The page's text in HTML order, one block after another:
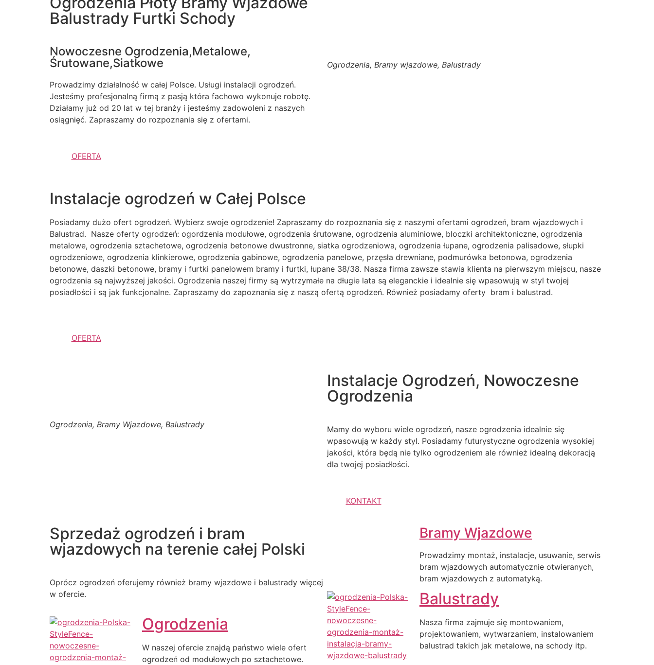
Balustrady Furtki Schody
Nowoczesne Ogrodzenia,Metalowe,
Śrutowane,Siatkowe
Prowadzimy działalność w całej Polsce. Usługi instalacji ogrodzeń.
Jesteśmy profesjonalną firmą z pasją która fachowo wykonuje robotę.
Działamy już od 20 lat w tej branży i jesteśmy zadowoleni z naszych
osiągnięć. Zapraszamy do rozpoznania się z ofertami.
OFERTA
Ogrodzenia, Bramy wjazdowe, Balustrady
Instalacje ogrodzeń w Całej Polsce
Posiadamy dużo ofert ogrodzeń. Wybierz swoje ogrodzenie! Zapraszamy do rozpoznania się z naszymi ofertami ogrodzeń, bram wjazdowych i
Balustrad. Nasze oferty ogrodzeń: ogordzenia modułowe, ogrodzenia śrutowane, ogrodzenia aluminiowe, bloczki architektoniczne, ogrodzenia
metalowe, ogrodzenia sztachetowe, ogrodzenia betonowe dwustronne, siatka ogrodzeniowa, ogrodzenia łupane, ogrodzenia palisadowe, słupki
ogrodzeniowe, ogrodzenia klinkierowe, ogrodzenia gabinowe, ogrodzenia panelowe, przęsła drewniane, podmurówka betonowa, ogrodzenia
betonowe, daszki betonowe, bramy i furtki panelowem bramy i furtki, łupane 38/38. Nasza firma zawsze stawia klienta na pierwszym miejscu, nasze
ogrodzenia są najwyższej jakości. Ogrodzenia naszej firmy są wytrzymałe na długie lata są eleganckie i idealnie się wpasowują w styl twojej
posiadłości i są jak funkcjonalne. Zapraszamy do zapoznania się z naszą ofertą ogrodzeń. Również posiadamy oferty bram i balustrad.
OFERTA
Ogrodzenia, Bramy Wjazdowe, Balustrady
Instalacje Ogrodzeń, Nowoczesne
Ogrodzenia
Mamy do wyboru wiele ogrodzeń, nasze ogrodzenia idealnie się
wpasowują w każdy styl. Posiadamy futurystyczne ogrodzenia wysokiej
jakości, która będą nie tylko ogrodzeniem ale również idealną dekoracją
dla twojej posiadłości.
KONTAKT
Sprzedaż ogrodzeń i bram
wjazdowych na terenie całej Polski
Oprócz ogrodzeń oferujemy również bramy wjazdowe i balustrady więcej
w ofercie.
Ogrodzenia
W naszej ofercie znajdą państwo wiele ofert
ogrodzeń od modułowych po sztachetowe.
Bramy Wjazdowe
Prowadzimy montaż, instalacje, usuwanie, serwis
bram wjazdowych automatycznie otwieranych,
bram wjazdowych z automatyką.
Balustrady
Nasza firma zajmuje się montowaniem,
projektowaniem, wytwarzaniem, instalowaniem
balustrad takich jak metalowe, na schody itp.